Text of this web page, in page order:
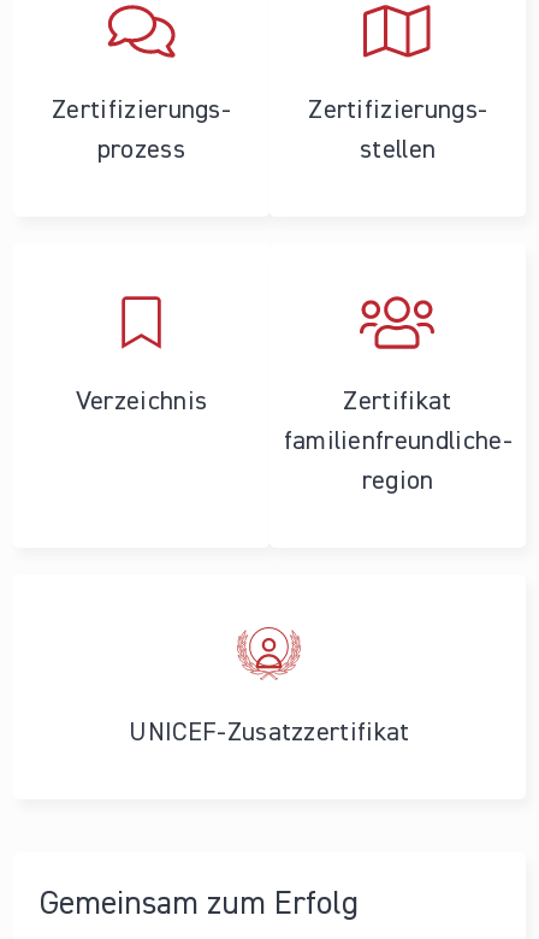
Zertifizierungs­
prozess
Zertifizierungs­
stellen
Verzeichnis
Zertifikat
familienfreundliche­
region
UNICEF-Zusatzzertifikat
Gemeinsam zum Erfolg